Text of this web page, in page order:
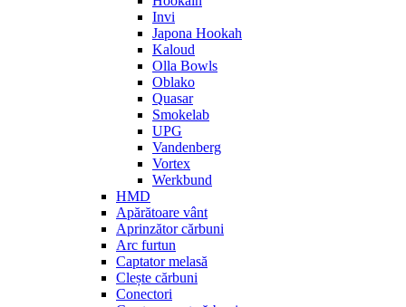
Invi
Japona Hookah
Kaloud
Olla Bowls
Oblako
Quasar
Smokelab
UPG
Vandenberg
Vortex
Werkbund
HMD
Apărătoare vânt
Aprinzător cărbuni
Arc furtun
Captator melasă
Clește cărbuni
Conectori